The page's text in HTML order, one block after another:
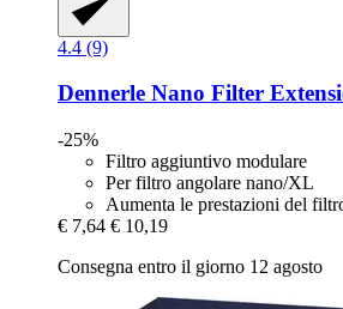
4.4 (9)
Dennerle Nano Filter
-25%
Filtro aggiuntivo modulare
Per filtro angolare nano/XL
Aumenta le prestazioni del
€ 7,64 € 10,19
Consegna entro il giorno 12 agosto